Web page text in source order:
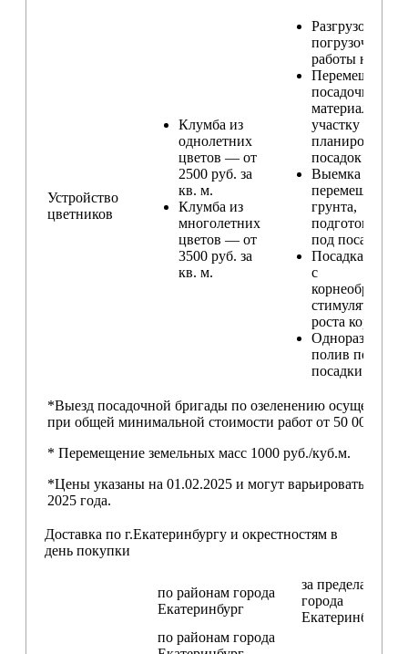
Устройство
цветников
Клумба из
однолетних
цветов — от
2500 руб. за
кв. м.
Клумба из
многолетних
цветов — от
3500 руб. за
кв. м.
Разгрузо-
погрузочные
работы на
Перемещение
посадочного
материала по
участку и
планирование
посадок
Выемка и
перемещение
грунта,
подготовка
под посадку
Посадка
с
стимулятором
роста корней
Одноразовый
полив после
посадки
*Выезд посадочной бригады по озеленению
при общей минимальной стоимости работ от 50 000,00
* Перемещение земельных масс 1000 руб./куб.м.
*Цены указаны на 01.02.2025 и могут варьироваться
2025 года.
Доставка по г.Екатеринбургу и окрестностям в
день покупки
по районам города
Екатеринбург
за пределами
города
Екатеринбург
по районам города